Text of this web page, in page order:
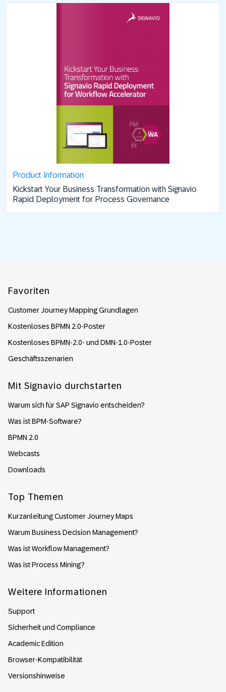
Product Information
Kickstart Your Business Transformation with Signavio
Rapid Deployment for Process Governance
Favoriten
Customer Journey Mapping Grundlagen
Kostenloses BPMN 2.0-Poster
Kostenloses BPMN-2.0- und DMN-1.0-Poster
Geschäftsszenarien
Mit Signavio durchstarten
Warum sich für SAP Signavio entscheiden?
Was ist BPM-Software?
BPMN 2.0
Webcasts
Downloads
Top Themen
Kurzanleitung Customer Journey Maps
Warum Business Decision Management?
Was ist Workflow Management?
Was ist Process Mining?
Weitere Informationen
Support
Sicherheit und Compliance
Academic Edition
Browser-Kompatibilität
Versionshinweise